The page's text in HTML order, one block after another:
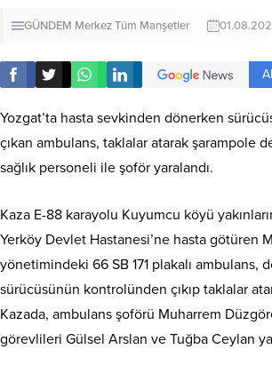
GÜNDEM MerkezTüm Manşetler
Yozgat’ta hasta sevkinden dönerken
çıkan ambulans, taklalar atarak şarampole
sağlık personeli ile şoför yaralandı.
​Kaza E-88 karayolu Kuyumcu köyü
Yerköy Devlet Hastanesi’ne hasta götüren
yönetimindeki 66 SB 171 plakalı ambulans,
sürücüsünün kontrolünden çıkıp taklalar
Kazada, ambulans şoförü Muharrem
görevlileri Gülsel Arslan ve Tuğba Ceylan